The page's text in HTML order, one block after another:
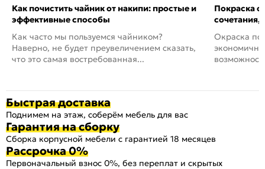
Как почистить чайник от накипи: простые и
эффективные способы
Как часто мы пользуемся чайником?
Наверно, не будет преувеличением сказать,
что это самая востребованная...
Покраска
сочетания,
Окраска
Быстрая доставка
Поднимем на этаж, соберём мебель для вас
Гарантия на сборку
Сборка корпусной мебели с гарантией 18 месяцев
Рассрочка 0%
Первоначальный взнос 0%, без переплат и скрытых